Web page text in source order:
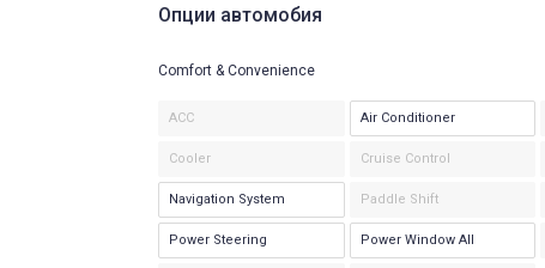
Опции автомобия
Comfort & Convenience
ACC Air Conditioner
Cooler Cruise Control
Navigation System Paddle Shift
Power Steering Power Window All